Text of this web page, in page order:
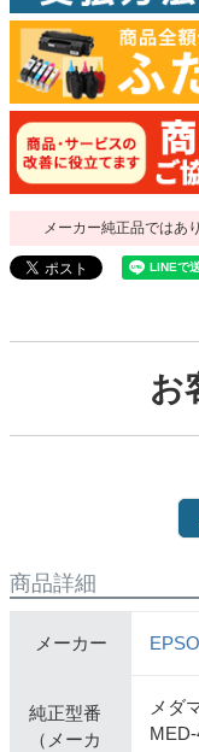
メーカー純正品ではあ
お
商品詳細
メーカー
純正型番
（メーカ
メダ